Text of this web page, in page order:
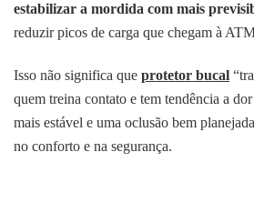
estabilizar a mordida com mais
reduzir picos de carga que chegam à
Isso não significa que protetor bucal
quem treina contato e tem tendência a
mais estável e uma oclusão bem
no conforto e na segurança.